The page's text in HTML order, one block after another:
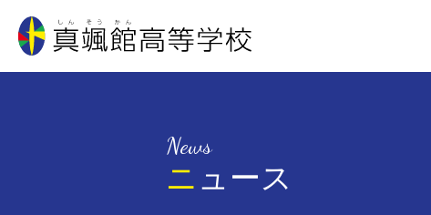
News
ニュース